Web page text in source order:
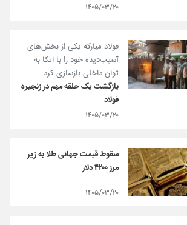
۱۴۰۵/۰۳/۲۰
فولاد مبارکه یکی از بخش‌های
آسیب‌دیده خود را با اتکا به
توان داخلی بازسازی کرد
بازگشت یک حلقه مهم در زنجیره
فولاد
۱۴۰۵/۰۳/۲۰
سقوط قیمت جهانی طلا به زیر
مرز ۴۲۰۰ دلار
۱۴۰۵/۰۳/۲۰